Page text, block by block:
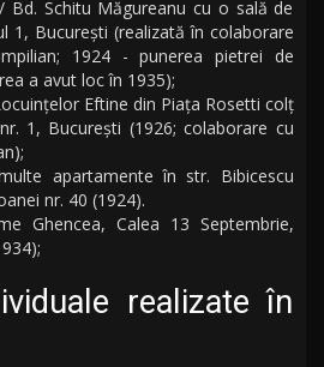
Bd. Schitu Măgureanu cu o sală de
1, Bucureşti (realizată în colaborare
1924 - punerea pietrei de
a avut loc în 1935);
Eftine din Piaţa Rosetti colţ
1, Bucureşti (1926; colaborare cu
apartamente în str. Bibicescu
nr. 40 (1924).
Ghencea, Calea 13 Septembrie,
realizate în